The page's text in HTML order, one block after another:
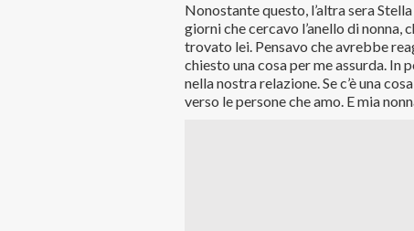
Nonostante questo, l’altra sera
giorni che cercavo l’anello di
trovato lei. Pensavo che avrebbe
chiesto una cosa per me assurda.
nella nostra relazione. Se c’è una
verso le persone che amo. E mia